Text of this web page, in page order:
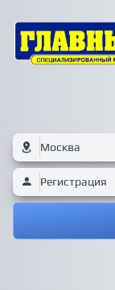
Москва
Регистрация